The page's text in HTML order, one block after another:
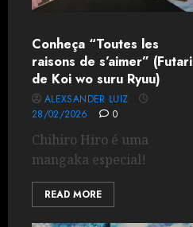
Conheça “Toutes les
raisons de s’aimer” (Futari
de Koi wo suru Ryuu)
ALEXSANDER LUIZ
28/02/2026
0
Chihiro Hiro é uma
mangaka especial!
READ MORE